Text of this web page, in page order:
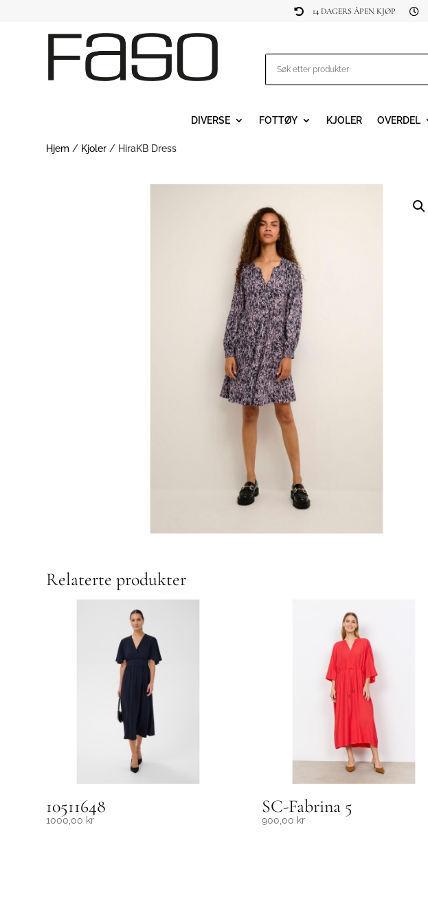
 14 DAGERS ÅPEN KJØP 
DIVERSE FOTTØY KJOLER OVERDEL
Hjem / Kjoler / HiraKB Dress
Relaterte produkter
10511648
1000,00 kr
SC-Fabrina 5
900,00 kr